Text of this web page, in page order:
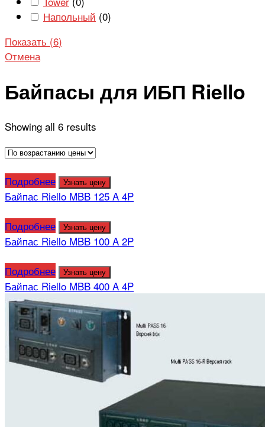
Напольный (0)
Показать (6)
Отмена
Байпасы для ИБП Riello
Showing all 6 results
Подробнее Узнать цену
Байпас Riello MBB 125 A 4P
Подробнее
Узнать цену
Байпас Riello MBB 100 A 2P
Подробнее
Узнать цену
Байпас Riello MBB 400 A 4P